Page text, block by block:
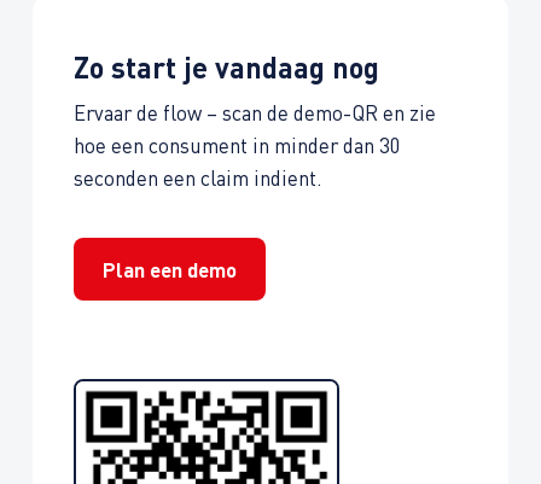
Zo start je vandaag nog
Ervaar de flow – scan de demo-QR en zie
hoe een consument in minder dan 30
seconden een claim indient.
Plan een demo